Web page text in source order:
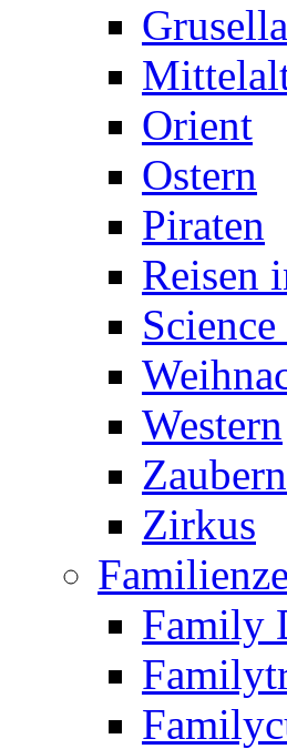
Orient
Ostern
Piraten
Reisen
Western
Zirkus
Family